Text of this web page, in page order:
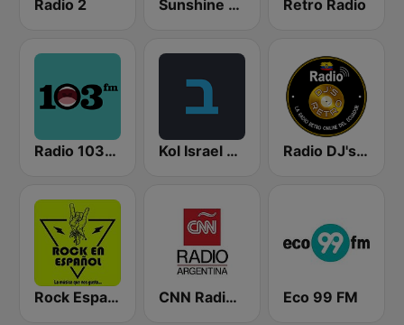
Radio 2 Sunshine Rádió Dance Retro Radio
Radio 103FM Kol Israel Reshet Bet Radio DJ's Retro
Rock Español Radio CNN Radio Argentina Eco 99 FM